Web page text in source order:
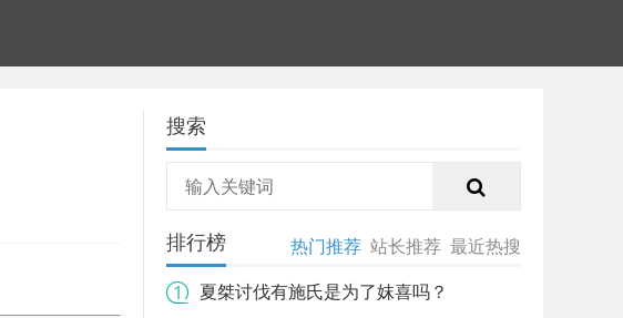
搜索
排行榜 热门推荐 站长推荐 最近热搜
夏桀讨伐有施氏是为了妺喜吗？